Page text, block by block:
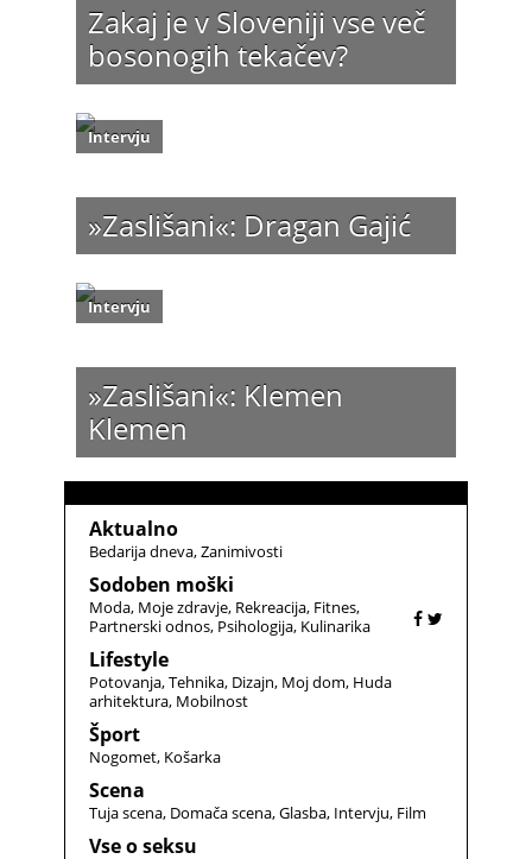
Zakaj je v Sloveniji vse več
bosonogih tekačev?
»Zaslišani«: Dragan Gajić
Intervju
»Zaslišani«: Klemen
Klemen
Intervju
Aktualno
Bedarija dneva Zanimivosti
Sodoben moški
Moda Moje zdravje Rekreacija Fitnes
Partnerski odnos Psihologija Kulinarika
Lifestyle
Potovanja Tehnika Dizajn Moj dom Huda
arhitektura Mobilnost
Šport
Nogomet Košarka
Scena
Tuja scena Domača scena Glasba Intervju Film
Vse o seksu